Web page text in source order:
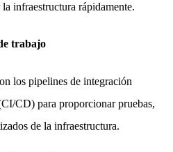
infraestructura rápidamente.
trabajo
los pipelines de integración
CD) para proporcionar pruebas,
de la infraestructura.